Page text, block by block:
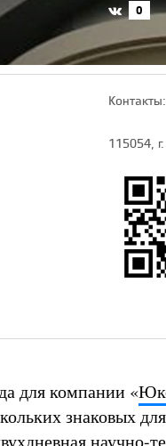
0
Контакты:
115054,
для компании «
знаковых
научно-